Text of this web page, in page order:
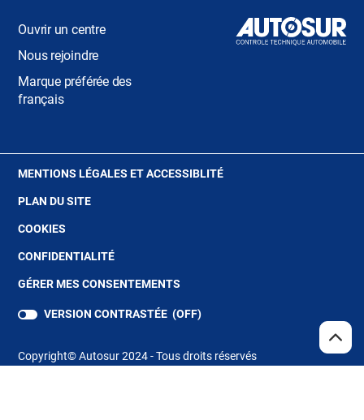
EN
Ouvrir un centre
Nous rejoindre
Marque préférée des
français
MENTIONS LÉGALES ET ACCESSIBLITÉ(OUVRE
PLAN DU SITE
COOKIES
UNE
FENÊTRE)
CONFIDENTIALITÉ(OUVRE
UNE
FENÊTRE)
GÉRER MES CONSENTEMENTS
VERSION CONTRASTÉE (OFF)
Copyright© Autosur 2024 - Tous droits réservés